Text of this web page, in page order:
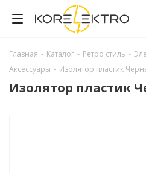
Главная - Каталог - Ретро стиль -
Аксессуары - Изолятор пластик
Изолятор пластик